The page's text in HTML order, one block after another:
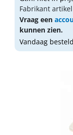
Fabrikant
Vraag een
kunnen zien.
Vandaag